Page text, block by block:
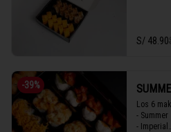
S/ 48.90
-39%
Los 6
- Summer
- Imperial